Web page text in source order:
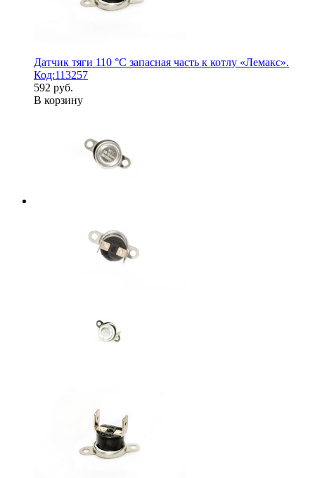
Датчик тяги 110 °С запасная часть к котлу «Лемакс».
Код:113257
592 руб.
В корзину